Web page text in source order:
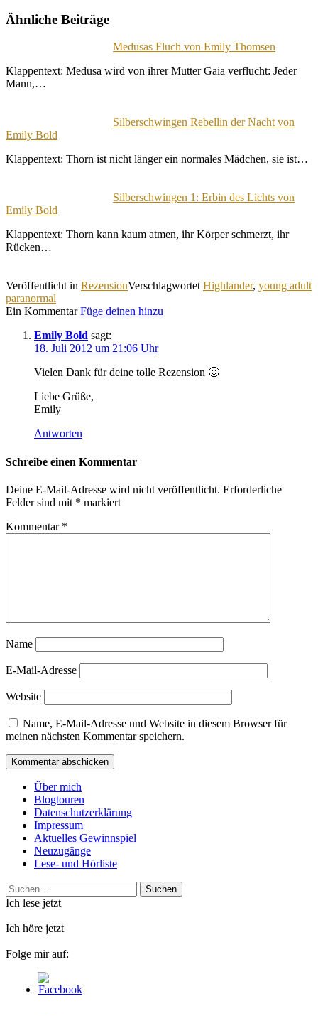
Ähnliche Beiträge
Medusas Fluch von Emily Thomsen
Klappentext: Medusa wird von ihrer Mutter Gaia verflucht: Jeder
Mann,…
Silberschwingen Rebellin der Nacht von
Emily Bold
Klappentext: Thorn ist nicht länger ein normales Mädchen, sie ist…
Silberschwingen 1: Erbin des Lichts von
Emily Bold
Klappentext: Thorn kann kaum atmen, ihr Körper schmerzt, ihr
Rücken…
Veröffentlicht in RezensionVerschlagwortet Highlander, young adult
paranormal
Ein KommentarFüge deinen hinzu
Emily Bold sagt:
18. Juli 2012 um 21:06 Uhr
Vielen Dank für deine tolle Rezension 🙂
Liebe Grüße,
Emily
Antworten
Schreibe einen Kommentar
Deine E-Mail-Adresse wird nicht veröffentlicht. Erforderliche
Felder sind mit * markiert
Kommentar *
Name
E-Mail-Adresse
Website
Name, E-Mail-Adresse und Website in diesem Browser für
meinen nächsten Kommentar speichern.
Über mich
Blogtouren
Datenschutzerklärung
Impressum
Aktuelles Gewinnspiel
Neuzugänge
Lese- und Hörliste
Suchen
nach:
Ich lese jetzt
Ich höre jetzt
Folge mir auf: